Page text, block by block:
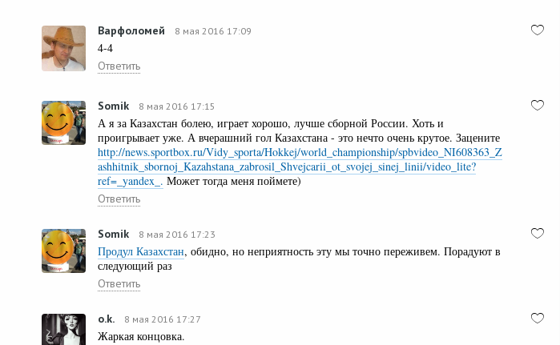
Варфоломей 8 мая 2016 17:09
4-4
Ответить
Somik 8 мая 2016 17:15
А я за Казахстан болею, играет хорошо, лучше сборной России. Хоть и
проигрывает уже. А вчерашний гол Казахстана - это нечто очень крутое. Зацените
http://news.sportbox.ru/Vidy_sporta/Hokkej/world_championship/spbvideo_NI608363_Z
ashhitnik_sbornoj_Kazahstana_zabrosil_Shvejcarii_ot_svojej_sinej_linii/video_lite?
ref=_yandex_. Может тогда меня поймете)
Ответить
Somik 8 мая 2016 17:23
Продул Казахстан, обидно, но неприятность эту мы точно переживем. Порадуют в
следующий раз
Ответить
o.k. 8 мая 2016 17:27
Жаркая концовка.